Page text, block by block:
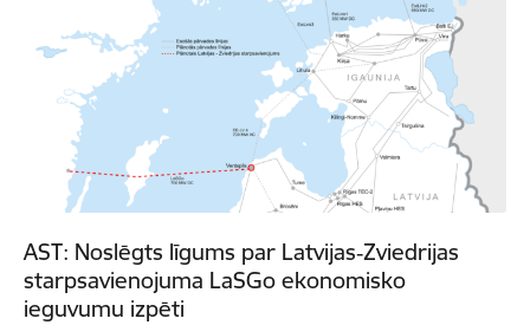
AST: Noslēgts līgums par Latvijas‑Zviedrijas
starpsavienojuma LaSGo ekonomisko
ieguvumu izpēti